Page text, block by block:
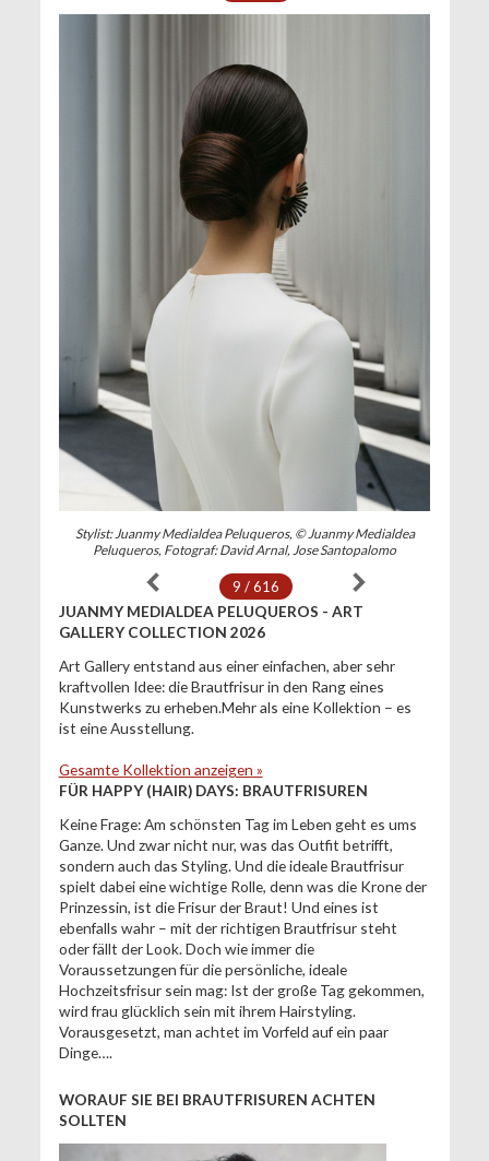
Stylist: Juanmy Medialdea Peluqueros, © Juanmy Medialdea
Peluqueros, Fotograf: David Arnal, Jose Santopalomo
9 / 616
JUANMY MEDIALDEA PELUQUEROS - ART
GALLERY COLLECTION 2026
Art Gallery entstand aus einer einfachen, aber sehr
kraftvollen Idee: die Brautfrisur in den Rang eines
Kunstwerks zu erheben.Mehr als eine Kollektion – es
ist eine Ausstellung.
Gesamte Kollektion anzeigen »
FÜR HAPPY (HAIR) DAYS: BRAUTFRISUREN
Keine Frage: Am schönsten Tag im Leben geht es ums
Ganze. Und zwar nicht nur, was das Outfit betrifft,
sondern auch das Styling. Und die ideale Brautfrisur
spielt dabei eine wichtige Rolle, denn was die Krone der
Prinzessin, ist die Frisur der Braut! Und eines ist
ebenfalls wahr – mit der richtigen Brautfrisur steht
oder fällt der Look. Doch wie immer die
Voraussetzungen für die persönliche, ideale
Hochzeitsfrisur sein mag: Ist der große Tag gekommen,
wird frau glücklich sein mit ihrem Hairstyling.
Vorausgesetzt, man achtet im Vorfeld auf ein paar
Dinge….
WORAUF SIE BEI BRAUTFRISUREN ACHTEN
SOLLTEN